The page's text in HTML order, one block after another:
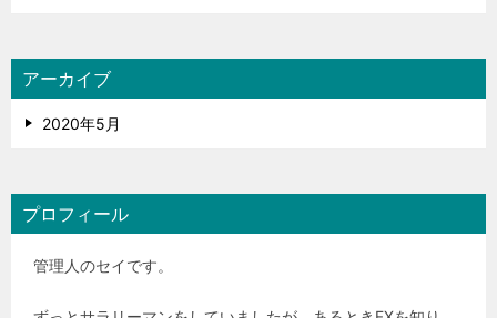
アーカイブ
2020年5月
プロフィール
管理人のセイです。